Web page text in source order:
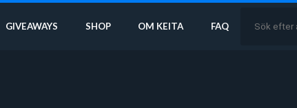
GIVEAWAYS SHOP OM KEITA FAQ